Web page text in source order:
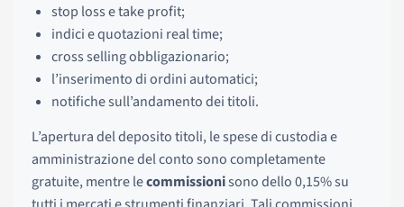
stop loss e take profit;
indici e quotazioni real time;
cross selling obbligazionario;
l’inserimento di ordini automatici;
notifiche sull’andamento dei titoli.
L’apertura del deposito titoli, le spese di custodia e
amministrazione del conto sono completamente
gratuite, mentre lecommissionisono dello 0,15% su